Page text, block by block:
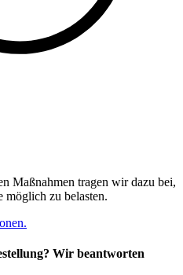
Maßnahmen tragen wir dazu bei,
zu belasten.
Wir beantworten